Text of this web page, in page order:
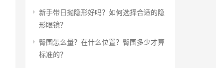
新手带日抛隐形好吗？如何选择合适的隐
形眼镜？
臀围怎么量？在什么位置？臀围多少才算
标准的？